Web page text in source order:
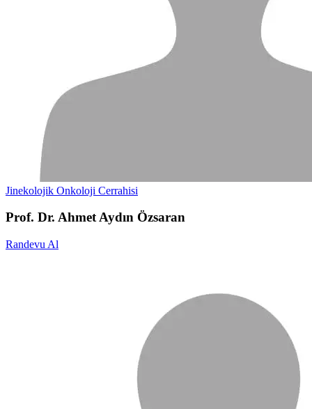
Jinekolojik Onkoloji Cerrahisi
Prof. Dr. Ahmet Aydın Özsaran
Randevu Al